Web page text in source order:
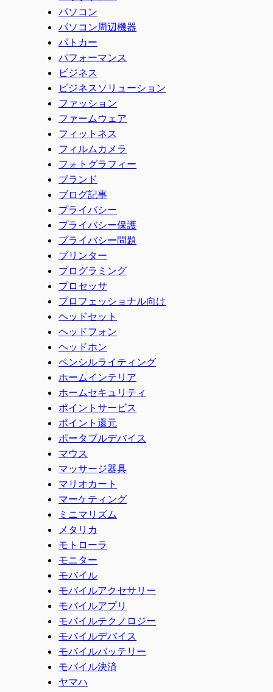
パソコン
パソコン周辺機器
パトカー
パフォーマンス
ビジネス
ビジネスソリューション
ファッション
ファームウェア
フィットネス
フィルムカメラ
フォトグラフィー
ブランド
ブログ記事
プライバシー
プライバシー保護
プライバシー問題
プリンター
プログラミング
プロセッサ
プロフェッショナル向け
ヘッドセット
ヘッドフォン
ヘッドホン
ペンシルライティング
ホームインテリア
ホームセキュリティ
ポイントサービス
ポイント還元
ポータブルデバイス
マウス
マッサージ器具
マリオカート
マーケティング
ミニマリズム
メタリカ
モトローラ
モニター
モバイル
モバイルアクセサリー
モバイルアプリ
モバイルテクノロジー
モバイルデバイス
モバイルバッテリー
モバイル決済
ヤマハ